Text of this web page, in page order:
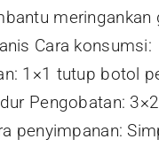
meringankan
Cara konsumsi:
1×1 tutup botol
Pengobatan:
penyimpanan: